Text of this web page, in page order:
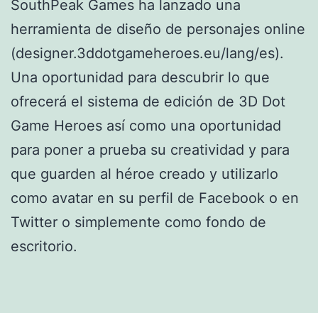
SouthPeak Games ha lanzado una
herramienta de diseño de personajes online
(designer.3ddotgameheroes.eu/lang/es).
Una oportunidad para descubrir lo que
ofrecerá el sistema de edición de 3D Dot
Game Heroes así como una oportunidad
para poner a prueba su creatividad y para
que guarden al héroe creado y utilizarlo
como avatar en su perfil de Facebook o en
Twitter o simplemente como fondo de
escritorio.